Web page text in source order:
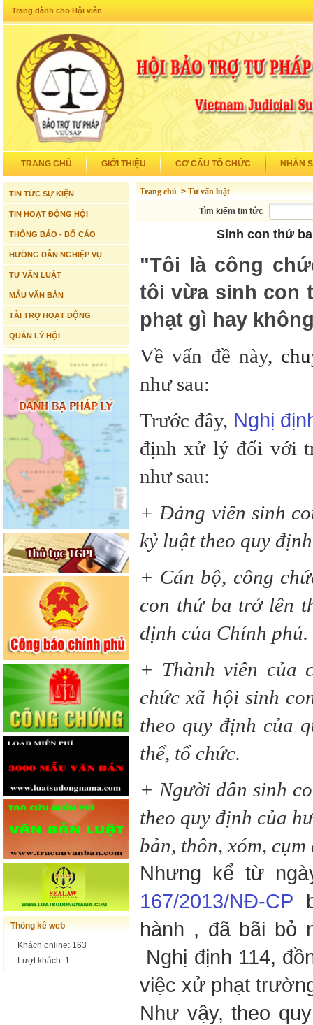
Trang dành cho Hội viên
TRANG CHỦ GIỚI THIỆU CƠ CẤU TỔ CHỨC NHÂN
TIN TỨC SỰ KIỆN
TIN HOẠT ĐỘNG HỘI
THÔNG BÁO - BỐ CÁO
HƯỚNG DẪN NGHIỆP VỤ
TƯ VẤN LUẬT
MẪU VĂN BẢN
TÀI TRỢ HOẠT ĐỘNG
QUẢN LÝ HỘI
Thống kê web
Khách online: 163
Lượt khách: 1
Trang chủ > Tư vấn luật
Tìm kiếm tin tức
Sinh con thứ
"Tôi là công
tôi vừa sinh con
phạt gì hay
Về vấn đề này,
như sau:
Trước đây, Nghị
định xử lý đối với
như sau:
+ Đảng viên sinh
kỷ luật theo quy
+ Cán bộ, công
con thứ ba trở lên
định của Chính phủ.
+ Thành viên của
chức xã hội sinh
theo quy định của
thể, tổ chức.
+ Người dân sinh
theo quy định của
bản, thôn, xóm,
Nhưng kể từ
167/2013/NĐ-CP
hành , đã bãi bỏ
Nghị định 114,
việc xử phạt
Như vậy, theo